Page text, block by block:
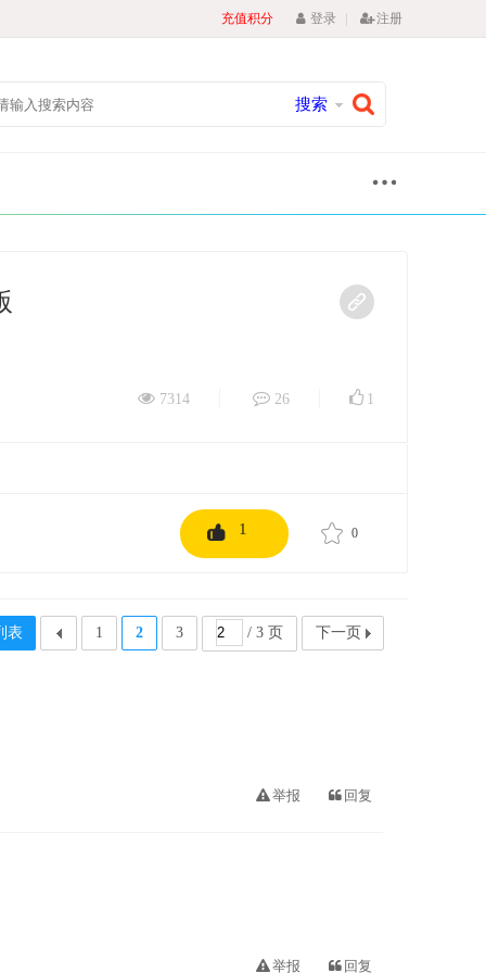
充值积分 登录 | 注册
搜索
7314 26 1
0
1
1 2 3 / 3 页 下一页
表
举报 回复
举报 回复